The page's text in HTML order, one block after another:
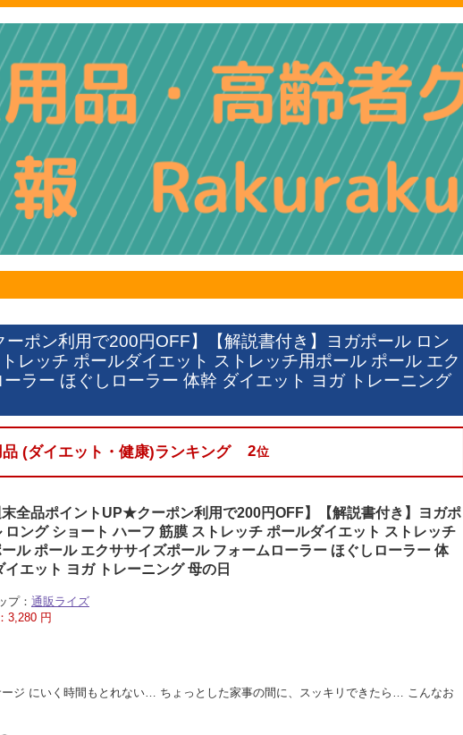
ーポン利用で200円OFF】【解説書付き】ヨガポール ロン
レッチ ポールダイエット ストレッチ用ポール ポール エク
ラー ほぐしローラー 体幹 ダイエット ヨガ トレーニング
(ダイエット・健康)ランキング 2位
末全品ポイントUP★クーポン利用で200円OFF】【解説書付き】ヨガポ
ロング ショート ハーフ 筋膜 ストレッチ ポールダイエット ストレッチ
ール ポール エクササイズポール フォームローラー ほぐしローラー 体
イエット ヨガ トレーニング 母の日
プ： 通販ライズ
3,280 円
ジ にいく時間もとれない… ちょっとした家事の間に、スッキリできたら… こんなお